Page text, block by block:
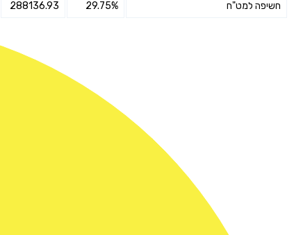
חשיפה למט"ח 29.75%
288136.93